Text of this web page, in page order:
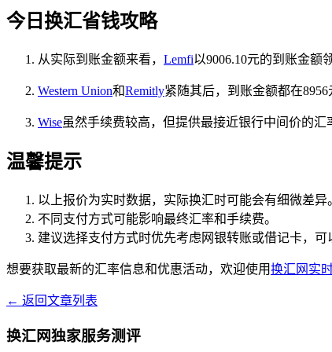
今日换汇省钱攻略
从实际到账金额来看， Lemfi以9006.10元的到账金额
Western Union和Remitly紧随其后，到账金额都在
Wise虽然手续费较高，但提供最接近银行中间价的汇
温馨提示
以上报价为实时数据，实际换汇时可能会有细微差异
不同支付方式可能影响最终汇率和手续费。
建议选择支付方式时优先考虑网银转账或借记卡，可
想要获取最新的汇率信息和优惠活动，欢迎使用换汇网实
← 返回文章列表
换汇网独家服务测评